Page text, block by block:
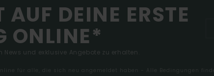
DEINE ERSTE
ONLINE*
und exklusive Angebote zu erhalten.
für alle, die sich neu angemeldet haben - Alle Bedingungen